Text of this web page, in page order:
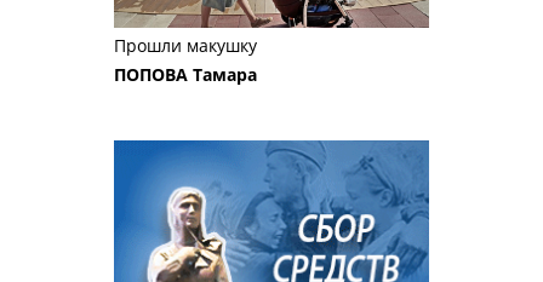
Прошли макушку
ПОПОВА Тамара